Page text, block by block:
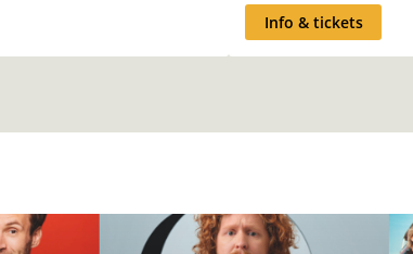
Info & tickets